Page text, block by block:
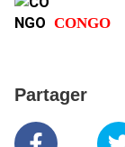
CONGO
Partager